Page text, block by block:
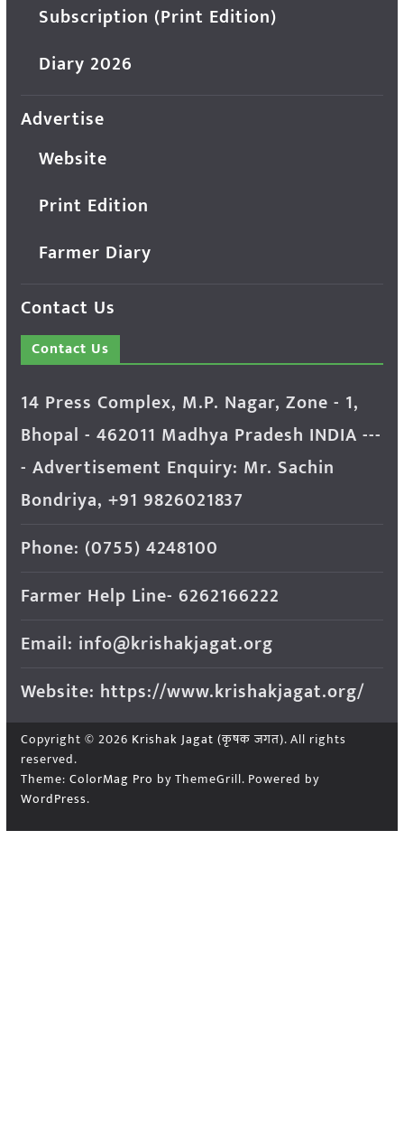
Subscription (Print Edition)
Diary 2026
Advertise
Website
Print Edition
Farmer Diary
Contact Us
Contact Us
14 Press Complex, M.P. Nagar, Zone - 1,
Bhopal - 462011 Madhya Pradesh INDIA ---
- Advertisement Enquiry: Mr. Sachin
Bondriya, +91 9826021837
Phone: (0755) 4248100
Farmer Help Line- 6262166222
Email: info@krishakjagat.org
Website: https://www.krishakjagat.org/
Copyright © 2026 Krishak Jagat (कृषक जगत). All rights
reserved.
Theme: ColorMag Pro by ThemeGrill. Powered by
WordPress.